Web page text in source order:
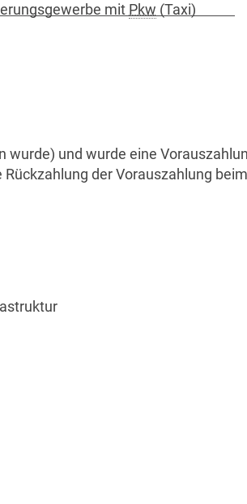
mit Pkw (Taxi)
wurde) und wurde eine
der Vorauszahlung